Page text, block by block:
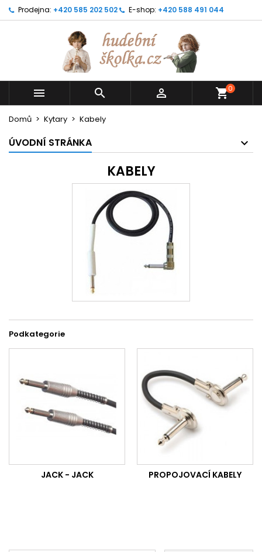
Prodejna: +420 585 202 502 E-shop: +420 588 491 044
   shopping_cart0
Domů Kytary Kabely
ÚVODNÍ STRÁNKA
KABELY
Podkategorie
JACK - JACK PROPOJOVACÍ KABELY